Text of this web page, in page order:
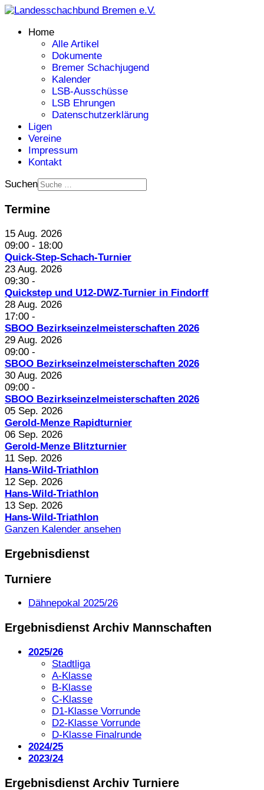
Home
Alle Artikel
Dokumente
Bremer Schachjugend
Kalender
LSB-Ausschüsse
LSB Ehrungen
Datenschutzerklärung
Ligen
Vereine
Impressum
Kontakt
Suchen
Termine
15 Aug. 2026
09:00 - 18:00
Quick-Step-Schach-Turnier
23 Aug. 2026
09:30 -
Quickstep und U12-DWZ-Turnier in Findorff
28 Aug. 2026
17:00 -
SBOO Bezirkseinzelmeisterschaften 2026
29 Aug. 2026
09:00 -
SBOO Bezirkseinzelmeisterschaften 2026
30 Aug. 2026
09:00 -
SBOO Bezirkseinzelmeisterschaften 2026
05 Sep. 2026
Gerold-Menze Rapidturnier
06 Sep. 2026
Gerold-Menze Blitzturnier
11 Sep. 2026
Hans-Wild-Triathlon
12 Sep. 2026
Hans-Wild-Triathlon
13 Sep. 2026
Hans-Wild-Triathlon
Ganzen Kalender ansehen
Ergebnisdienst
Turniere
Dähnepokal 2025/26
Ergebnisdienst Archiv Mannschaften
2025/26
Stadtliga
A-Klasse
B-Klasse
C-Klasse
D1-Klasse Vorrunde
D2-Klasse Vorrunde
D-Klasse Finalrunde
2024/25
2023/24
Ergebnisdienst Archiv Turniere